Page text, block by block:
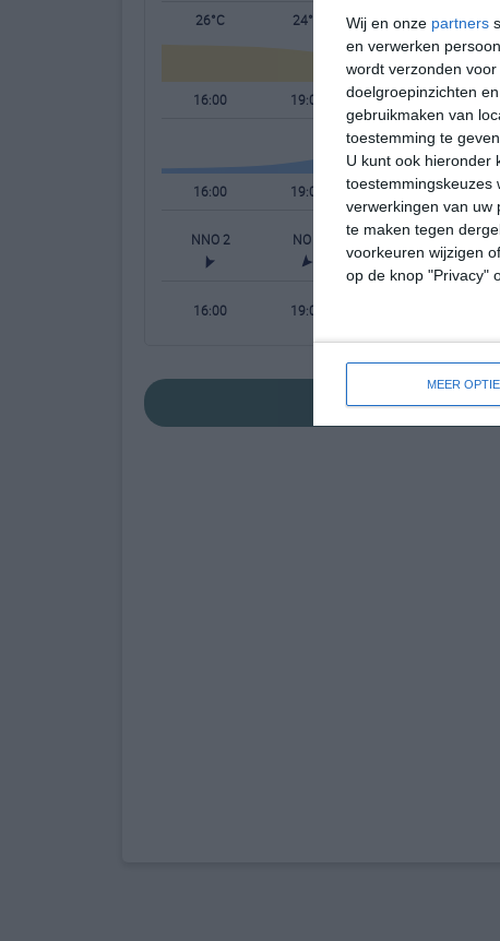
Wij en onze partners
en verwerken
wordt verzonden
doelgroepinzichten
gebruikmaken van
toestemming te
U kunt ook hieronder
toestemmingskeuzes
verwerkingen van uw
te maken tegen
voorkeuren wijzigen
op de knop "Privacy"
MEER
26°C 24°C 19°C
16:00 19:00 22:00
16:00 19:00 22:00
NNO 2 NO 2 ZW 1
16:00 19:00
bekijk de